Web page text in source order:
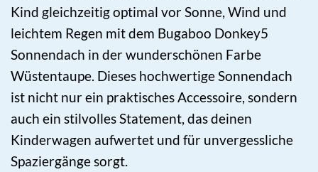
Kind gleichzeitig optimal vor Sonne, Wind und
leichtem Regen mit dem Bugaboo Donkey5
Sonnendach in der wunderschönen Farbe
Wüstentaupe. Dieses hochwertige Sonnendach
ist nicht nur ein praktisches Accessoire, sondern
auch ein stilvolles Statement, das deinen
Kinderwagen aufwertet und für unvergessliche
Spaziergänge sorgt.